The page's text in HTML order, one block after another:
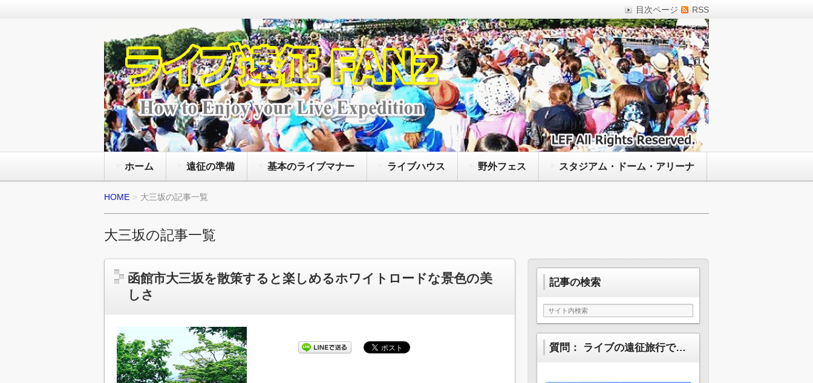
RSS
目次ページ
ライブ遠征 FANz
通年で国内外のライブ会場で様々なアーティストによって開催されているコンサート
を観る為にライヴの遠征旅行をしたいファンズに向けて、主に持ち物や荷物の注意点
と服装にマナー等の準備の方法と、聖地巡礼に役立つ情報等を紹介するサイトです
ホーム 遠征の準備 基本のライブマナー ライブハウス 野外フェス スタジアム・ドーム・アリーナ
HOME 大三坂の記事一覧
大三坂の記事一覧
函館市大三坂を散策すると楽しめるホワイトロードな景色の美
しさ
記事の検索
質問： ライブの遠征旅行で…